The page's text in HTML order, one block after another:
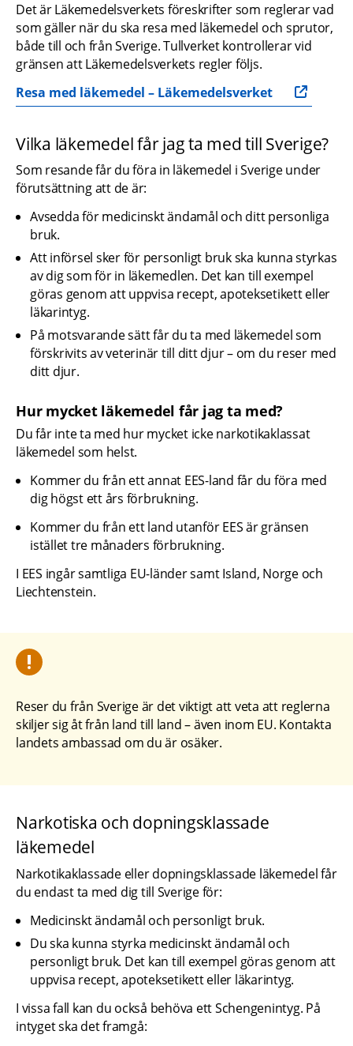
Det är Läkemedelsverkets föreskrifter som reglerar vad
som gäller när du ska resa med läkemedel och sprutor,
både till och från Sverige. Tullverket kontrollerar vid
gränsen att Läkemedelsverkets regler följs.
Resa med läkemedel – Läkemedelsverket
Vilka läkemedel får jag ta med till Sverige?
Som resande får du föra in läkemedel i Sverige under
förutsättning att de är:
Avsedda för medicinskt ändamål och ditt personliga
bruk.
Att införsel sker för personligt bruk ska kunna styrkas
av dig som för in läkemedlen. Det kan till exempel
göras genom att uppvisa recept, apoteksetikett eller
läkarintyg.
På motsvarande sätt får du ta med läkemedel som
förskrivits av veterinär till ditt djur – om du reser med
ditt djur.
Hur mycket läkemedel får jag ta med?
Du får inte ta med hur mycket icke narkotikaklassat
läkemedel som helst.
Kommer du från ett annat EES-land får du föra med
dig högst ett års förbrukning.
Kommer du från ett land utanför EES är gränsen
istället tre månaders förbrukning.
I EES ingår samtliga EU-länder samt Island, Norge och
Liechtenstein.
Reser du från Sverige är det viktigt att veta att reglerna
skiljer sig åt från land till land – även inom EU. Kontakta
landets ambassad om du är osäker.
Narkotiska och dopningsklassade
läkemedel
Narkotikaklassade eller dopningsklassade läkemedel får
du endast ta med dig till Sverige för:
Medicinskt ändamål och personligt bruk.
Du ska kunna styrka medicinskt ändamål och
personligt bruk. Det kan till exempel göras genom att
uppvisa recept, apoteksetikett eller läkarintyg.
I vissa fall kan du också behöva ett Schengenintyg. På
intyget ska det framgå: